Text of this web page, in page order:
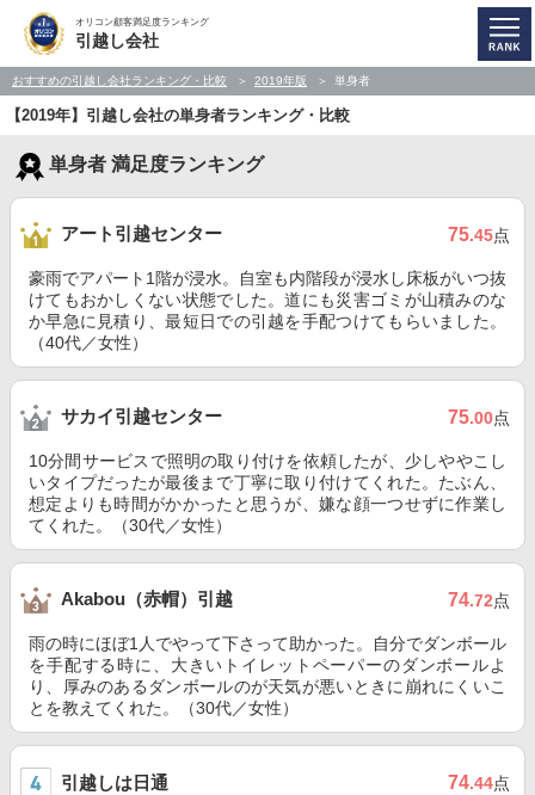
オリコン顧客満足度ランキング
引越し会社
おすすめの引越し会社ランキング・比較 2019年版 単身者
【2019年】引越し会社の単身者ランキング・比較
単身者 満足度ランキング
アート引越センター 75.45点
豪雨でアパート1階が浸水。自室も内階段が浸水し床板がいつ抜
けてもおかしくない状態でした。道にも災害ゴミが山積みのな
か早急に見積り、最短日での引越を手配つけてもらいました。
（40代／女性）
サカイ引越センター 75.00点
10分間サービスで照明の取り付けを依頼したが、少しややこし
いタイプだったが最後まで丁寧に取り付けてくれた。たぶん、
想定よりも時間がかかったと思うが、嫌な顔一つせずに作業し
てくれた。（30代／女性）
Akabou（赤帽）引越 74.72点
雨の時にほぼ1人でやって下さって助かった。自分でダンボール
を手配する時に、大きいトイレットペーパーのダンボールよ
り、厚みのあるダンボールのが天気が悪いときに崩れにくいこ
とを教えてくれた。（30代／女性）
引越しは日通 74.44点